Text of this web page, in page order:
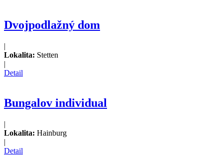
Dvojpodlažný dom
|
Lokalita: Stetten
|
Detail
Bungalov individual
|
Lokalita: Hainburg
|
Detail